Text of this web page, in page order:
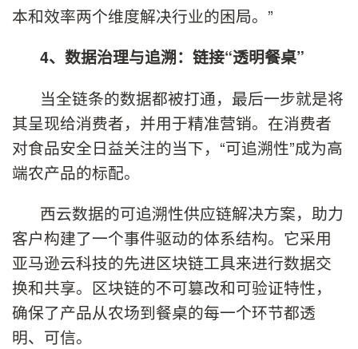
本和效率两个维度解决行业的困局。”
4、数据治理与追溯：链接“透明餐桌”
当全链条的数据都被打通，最后一步就是将
其呈现给消费者，并用于精准营销。在消费者
对食品安全日益关注的当下，“可追溯性”成为高
端农产品的标配。
西云数据的可追溯性供应链解决方案，助力
客户构建了一个事件驱动的体系结构。它采用
亚马逊云科技的先进区块链工具来进行数据交
换和共享。区块链的不可篡改和可验证特性，
确保了产品从农场到餐桌的每一个环节都透
明、可信。